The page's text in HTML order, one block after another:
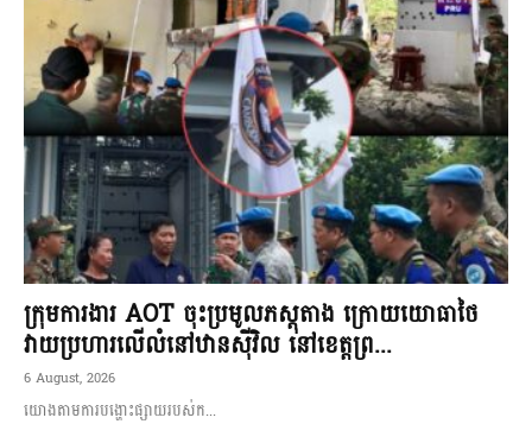
ក្រុមការងារ AOT ចុះប្រមូលភស្តុតាង ក្រោយយោធាថៃ
វាយប្រហារលើលំនៅឋានស៊ីវិល នៅខេត្តព្រ...
6 August, 2026
យោងតាមការបង្ហោះផ្សាយរបស់ក...